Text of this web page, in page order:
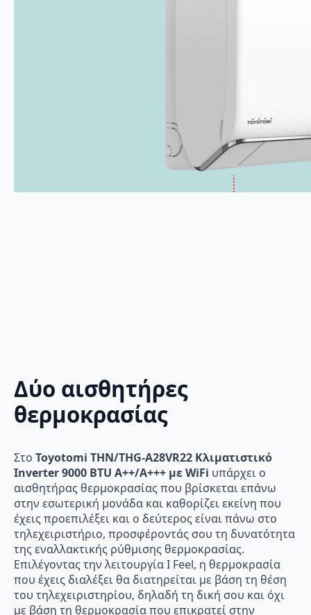
Δύο αισθητήρες
θερμοκρασίας
Στο Toyotomi THN/THG-A28VR22 Κλιματιστικό
Inverter 9000 BTU A++/A+++ με WiFi υπάρχει ο
αισθητήρας θερμοκρασίας που βρίσκεται επάνω
στην εσωτερική μονάδα και καθορίζει εκείνη που
έχεις προεπιλέξει και ο δεύτερος είναι πάνω στο
τηλεχειριστήριο, προσφέροντάς σου τη δυνατότητα
της εναλλακτικής ρύθμισης θερμοκρασίας.
Επιλέγοντας την λειτουργία I Feel, η θερμοκρασία
που έχεις διαλέξει θα διατηρείται με βάση τη θέση
του τηλεχειριστηρίου, δηλαδή τη δική σου και όχι
με βάση τη θερμοκρασία που επικρατεί στην